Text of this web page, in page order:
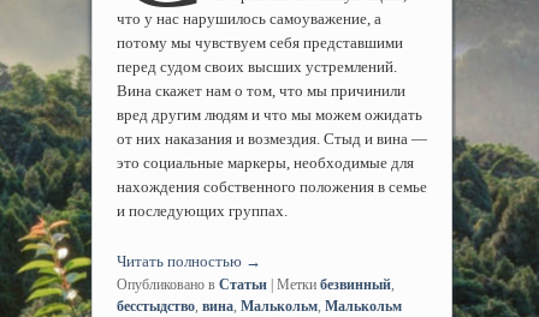
что у нас нарушилось самоуважение, а
потому мы чувствуем себя представшими
перед судом своих высших устремлений.
Вина скажет нам о том, что мы причинили
вред другим людям и что мы можем ожидать
от них наказания и возмездия. Стыд и вина —
это социальные маркеры, необходимые для
нахождения собственного положения в семье
и последующих группах.
Читать полностью →
Опубликовано в Статьи | Метки безвинный,
бесстыдство, вина, Малькольм, Малькольм